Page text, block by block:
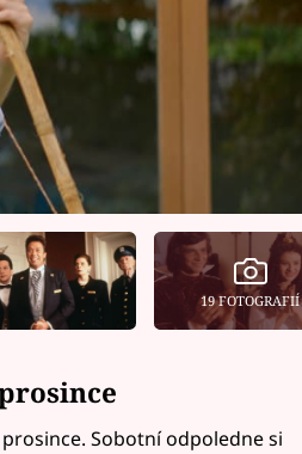
19 FOTOGRAFIÍ
Sobotní odpoledne si